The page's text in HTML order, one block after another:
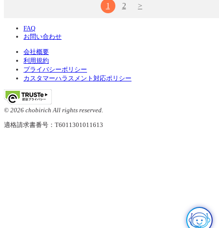
1 2 >
FAQ
お問い合わせ
会社概要
利用規約
プライバシーポリシー
カスタマーハラスメント対応ポリシー
© 2026 chobirich All rights reserved.
適格請求書番号：T6011301011613